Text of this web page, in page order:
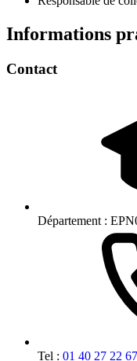
Informations
Contact
Département :
Tel : 01 40 27 22 67